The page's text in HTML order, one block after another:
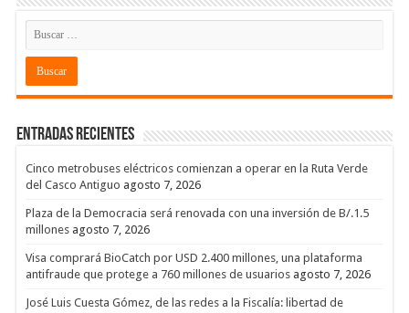
Entradas recientes
Cinco metrobuses eléctricos comienzan a operar en la Ruta Verde
del Casco Antiguo agosto 7, 2026
Plaza de la Democracia será renovada con una inversión de B/.1.5
millones agosto 7, 2026
Visa comprará BioCatch por USD 2.400 millones, una plataforma
antifraude que protege a 760 millones de usuarios agosto 7, 2026
José Luis Cuesta Gómez, de las redes a la Fiscalía: libertad de